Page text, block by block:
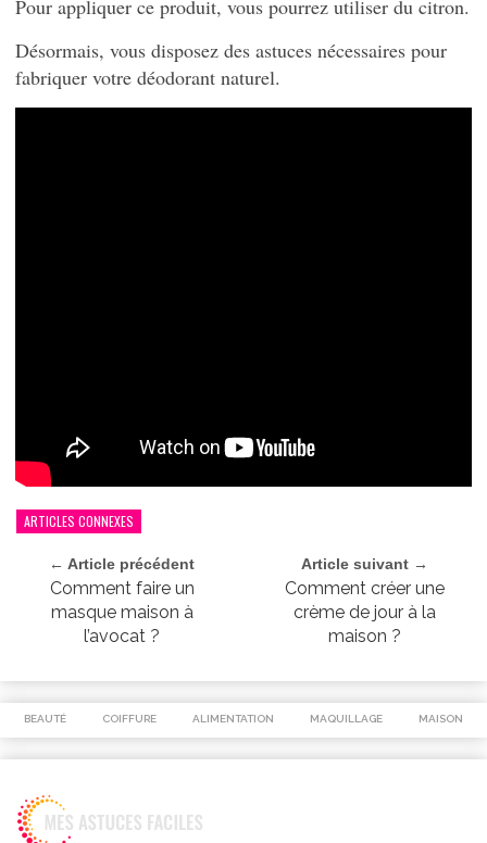
Pour appliquer ce produit, vous pourrez utiliser du citron.
Désormais, vous disposez des astuces nécessaires pour
fabriquer votre déodorant naturel.
ARTICLES CONNEXES
← Article précédent
Comment faire un
masque maison à
l’avocat ?
Article suivant →
Comment créer une
crème de jour à la
maison ?
BEAUTÉ COIFFURE ALIMENTATION MAQUILLAGE MAISON